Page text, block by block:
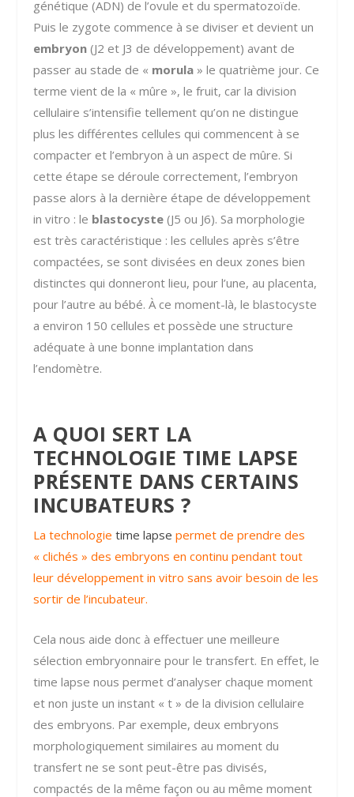
génétique (ADN) de l’ovule et du spermatozoïde.
Puis le zygote commence à se diviser et devient un
embryon (J2 et J3 de développement) avant de
passer au stade de « morula » le quatrième jour. Ce
terme vient de la « mûre », le fruit, car la division
cellulaire s’intensifie tellement qu’on ne distingue
plus les différentes cellules qui commencent à se
compacter et l’embryon à un aspect de mûre. Si
cette étape se déroule correctement, l’embryon
passe alors à la dernière étape de développement
in vitro : le blastocyste (J5 ou J6). Sa morphologie
est très caractéristique : les cellules après s’être
compactées, se sont divisées en deux zones bien
distinctes qui donneront lieu, pour l’une, au placenta,
pour l’autre au bébé. À ce moment-là, le blastocyste
a environ 150 cellules et possède une structure
adéquate à une bonne implantation dans
l’endomètre.
A QUOI SERT LA
TECHNOLOGIE TIME LAPSE
PRÉSENTE DANS CERTAINS
INCUBATEURS ?
La technologietime lapse permet de prendre des
« clichés » des embryons en continu pendant tout
leur développement in vitro sans avoir besoin de les
sortir de l’incubateur.
Cela nous aide donc à effectuer une meilleure
sélection embryonnaire pour le transfert. En effet, le
time lapse nous permet d’analyser chaque moment
et non juste un instant « t » de la division cellulaire
des embryons. Par exemple, deux embryons
morphologiquement similaires au moment du
transfert ne se sont peut-être pas divisés,
compactés de la même façon ou au même moment